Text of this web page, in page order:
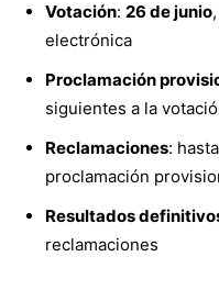
Votación: 26 de junio
electrónica
Proclamación
siguientes a la
Reclamaciones:
proclamación
Resultados
reclamaciones